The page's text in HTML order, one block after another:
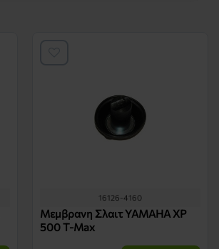
16126-4160
Μεμβρανη Σλαιτ YAMAHA XP
500 T-Max